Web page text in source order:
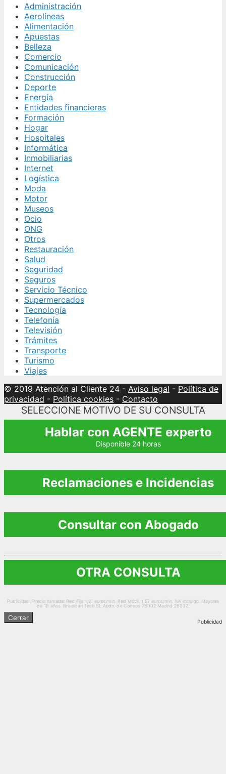
Administración
Aerolíneas
Alimentación
Apuestas
Belleza
Comercio
Comunicación
Construcción
Deporte
Energía
Entidades financieras
Formación
Hogar
Hospitales
Informática
Inmobiliarias
Internet
Logística
Moda
Motor
Museos
Ocio
ONG
Otros
Restauración
Salud
Seguridad
Seguros
Servicio Técnico
Supermercados
Tecnología
Telefonía
Televisión
Trámites
Transporte
Turismo
Viajes
© 2019 Atención al Cliente 24 - Aviso legal - Política de
privacidad - Política cookies - Contacto
SELECCIONE MOTIVO DE SU CONSULTA
Hablar con AGENTE experto
Disponible 24 horas
Reclamaciones e Incidencias
Consultar con Abogado
OTRA CONSULTA
Publicidad. Precio llamada: Red Fija 1,21 euros/min. Red Móvil. 1,57 euros/min. IVA incluido. Mayores
de 18 años. Briseidan Tech SL Apdo. de Correos 78002 Madrid 28032.
Publicidad
Cerrar